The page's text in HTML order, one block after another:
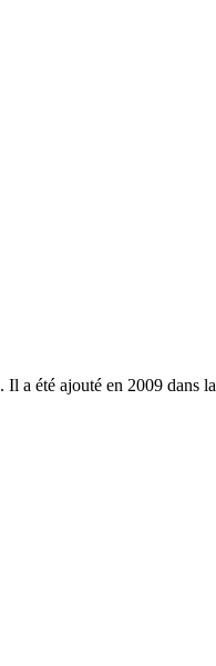
a été ajouté en 2009 dans